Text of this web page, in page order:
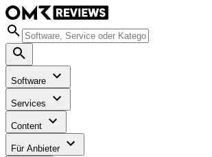
Software
Services
Content
Für Anbieter